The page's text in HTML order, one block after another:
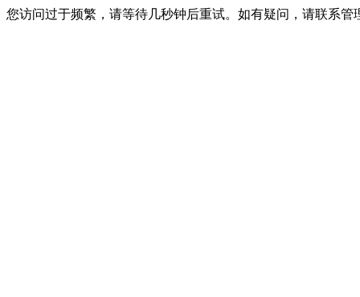
您访问过于频繁，请等待几秒钟后重试。如有疑问，请联系管